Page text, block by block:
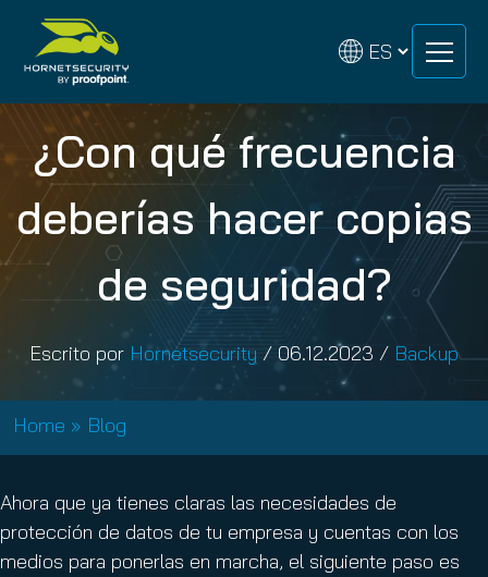
content
content
¿Con qué frecuencia
deberías hacer copias
de seguridad?
Escrito por Hornetsecurity / 06.12.2023 / Backup
Home » Blog
Ahora que ya tienes claras las necesidades de
protección de datos de tu empresa y cuentas con los
medios para ponerlas en marcha, el siguiente paso es